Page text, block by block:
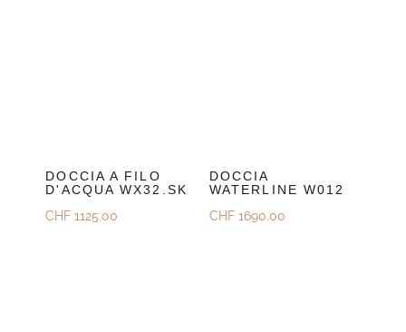
DOCCIA A FILO
D'ACQUA WX32.SK
CHF 1125.00
DOCCIA
WATERLINE W012
CHF1690.00